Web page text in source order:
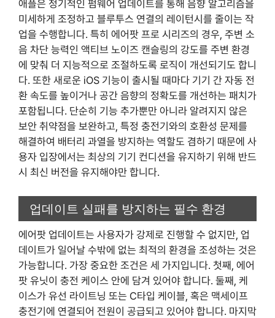
애플은 정기적인 펌웨어 업데이트를 통해 음향 알고리즘을
미세하게 조정하고 블루투스 연결의 레이턴시를 줄이는 작
업을 수행합니다. 특히 에어팟 프로 시리즈의 경우, 주변 소
음 차단 능력인 액티브 노이즈 캔슬링의 강도를 주변 환경
에 맞춰 더 지능적으로 조절하도록 로직이 개선되기도 합니
다. 또한 새로운 iOS 기능이 출시될 때마다 기기 간 자동 전
환 속도를 높이거나 공간 음향의 정확도를 개선하는 패치가
포함됩니다. 단순히 기능 추가뿐만 아니라 알려지지 않은
보안 취약점을 보완하고, 특정 충전기와의 호환성 문제를
해결하여 배터리 과열을 방지하는 역할도 겸하기 때문에 사
용자 입장에서는 최상의 기기 컨디션을 유지하기 위해 반드
시 최신 버전을 유지해야만 합니다.
업데이트 실패를 방지하는 필수 환경
에어팟 업데이트는 사용자가 강제로 진행할 수 없지만, 업
데이트가 일어날 수밖에 없는 최적의 환경을 조성하는 것은
가능합니다. 가장 중요한 조건은 세 가지입니다. 첫째, 에어
팟 유닛이 충전 케이스 안에 담겨 있어야 합니다. 둘째, 케
이스가 유선 라이트닝 또는 C타입 케이블, 혹은 맥세이프
충전기에 연결되어 전원이 공급되고 있어야 합니다. 마지막